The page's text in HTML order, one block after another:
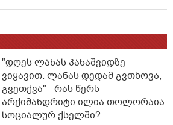
"დღეს ლანას პანაშვიდზე
ვიყავით. ლანას დედამ გვთხოვა,
გვეთქვა" - რას წერს
არქიმანდრიტი ილია თოლორაია
სოციალურ ქსელში?